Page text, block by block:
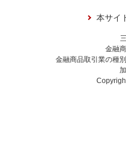
本サイ
金融
金融商品取引業の種